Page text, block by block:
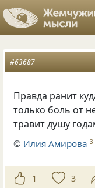
#63687
Правда ранит
только боль от
травит душу
© Илия Амирова 3
1 3